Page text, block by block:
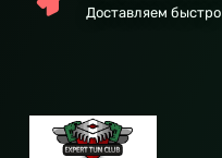
Доставляем быстро